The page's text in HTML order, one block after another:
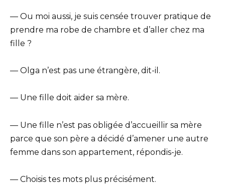
— Ou moi aussi, je suis censée trouver pratique de
prendre ma robe de chambre et d’aller chez ma
fille ?
— Olga n’est pas une étrangère, dit-il.
— Une fille doit aider sa mère.
— Une fille n’est pas obligée d’accueillir sa mère
parce que son père a décidé d’amener une autre
femme dans son appartement, répondis-je.
— Choisis tes mots plus précisément.